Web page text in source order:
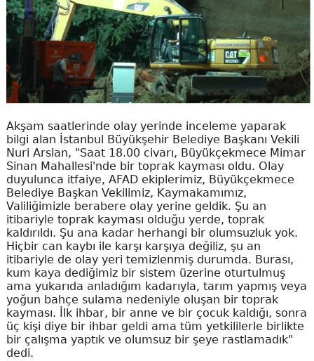
Akşam saatlerinde olay yerinde inceleme yaparak
bilgi alan İstanbul Büyükşehir Belediye Başkanı Vekili
Nuri Arslan, "Saat 18.00 civarı, Büyükçekmece Mimar
Sinan Mahallesi'nde bir toprak kayması oldu. Olay
duyulunca itfaiye, AFAD ekiplerimiz, Büyükçekmece
Belediye Başkan Vekilimiz, Kaymakamımız,
Valiliğimizle berabere olay yerine geldik. Şu an
itibariyle toprak kayması olduğu yerde, toprak
kaldırıldı. Şu ana kadar herhangi bir olumsuzluk yok.
Hiçbir can kaybı ile karşı karşıya değiliz, şu an
itibariyle de olay yeri temizlenmiş durumda. Burası,
kum kaya dediğimiz bir sistem üzerine oturtulmuş
ama yukarıda anladığım kadarıyla, tarım yapmış veya
yoğun bahçe sulama nedeniyle oluşan bir toprak
kayması. İlk ihbar, bir anne ve bir çocuk kaldığı, sonra
üç kişi diye bir ihbar geldi ama tüm yetkililerle birlikte
bir çalışma yaptık ve olumsuz bir şeye rastlamadık"
dedi.